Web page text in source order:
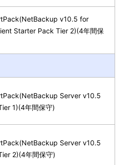
v10.5 for
Starter Pack Tier 2)(4年間保
Server v10.5
1)(4年間保守)
Server v10.5
2)(4年間保守)